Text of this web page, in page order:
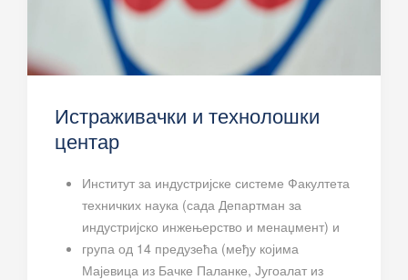
Истраживачки и технолошки
центар
Институт за индустријске системе Факултета
техничких наука (сада Департман за
индустријско инжењерство и менаџмент) и
група од 14 предузећа (међу којима
Мајевица из Бачке Паланке, Југоалат из